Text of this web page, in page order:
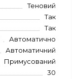
Теновий
Так
Так
Автоматично
Автоматичний
Примусований
30